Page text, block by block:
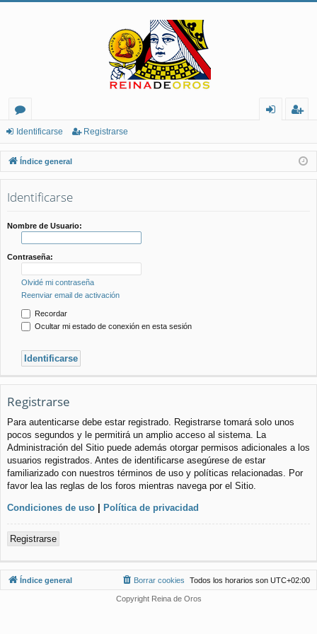
or
os
nt
ifi
ist
ra
Identificarse Registrarse
Índice general
Identificarse
Nombre de Usuario:
Contraseña:
Olvidé mi contraseña
Reenviar email de activación
Recordar
Ocultar mi estado de conexión en esta sesión
Registrarse
Para autenticarse debe estar registrado. Registrarse tomará solo unos
pocos segundos y le permitirá un amplio acceso al sistema. La
Administración del Sitio puede además otorgar permisos adicionales a los
usuarios registrados. Antes de identificarse asegúrese de estar
familiarizado con nuestros términos de uso y políticas relacionadas. Por
favor lea las reglas de los foros mientras navega por el Sitio.
Condiciones de uso | Política de privacidad
Registrarse
Índice general Todos los horarios son UTC+02:00
Borrar cookies
Copyright Reina de Oros